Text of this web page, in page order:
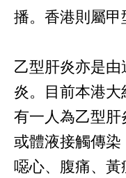
播。香港則屬甲
乙型肝炎亦是
炎。目前本港
有一人為乙型肝
或體液接觸傳
噁心、腹痛、